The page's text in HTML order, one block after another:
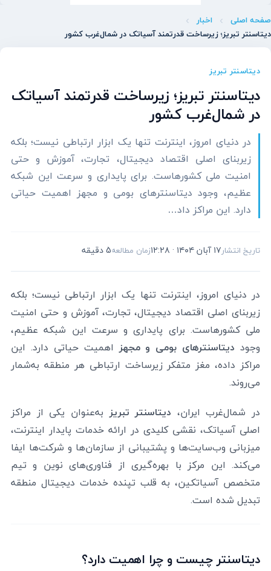
صفحه اصلی
اخبار
دیتاسنتر تبریز؛ زیرساخت قدرتمند آسیاتک در شمال‌غرب کشور
دیتاسنتر تبریز
دیتاسنتر تبریز؛ زیرساخت قدرتمند آسیاتک
در شمال‌غرب کشور
در دنیای امروز، اینترنت تنها یک ابزار ارتباطی نیست؛ بلکه
زیربنای اصلی اقتصاد دیجیتال، تجارت، آموزش و حتی
امنیت ملی کشورهاست. برای پایداری و سرعت این شبکه
عظیم، وجود دیتاسنترهای بومی و مجهز اهمیت حیاتی
دارد. این مراکز داد…
تاریخ انتشار۱۷ آبان ۱۴۰۴ · ۱۲:۲۸ زمان مطالعه5 دقیقه
در دنیای امروز، اینترنت تنها یک ابزار ارتباطی نیست؛ بلکه
زیربنای اصلی اقتصاد دیجیتال، تجارت، آموزش و حتی امنیت
ملی کشورهاست. برای پایداری و سرعت این شبکه عظیم،
وجود دیتاسنترهای بومی و مجهزاهمیت حیاتی دارد. این
مراکز داده، مغز متفکر زیرساخت ارتباطی هر منطقه به‌شمار
می‌روند.
در شمال‌غرب ایران، دیتاسنتر تبریزبه‌عنوان یکی از مراکز
اصلی آسیاتک، نقشی کلیدی در ارائه خدمات پایدار اینترنت،
میزبانی وب‌سایت‌ها و پشتیبانی از سازمان‌ها و شرکت‌ها ایفا
می‌کند. این مرکز با بهره‌گیری از فناوری‌های نوین و تیم
متخصص آسیاتکین، به قلب تپنده خدمات دیجیتال منطقه
تبدیل شده است.
دیتاسنتر چیست و چرا اهمیت دارد؟